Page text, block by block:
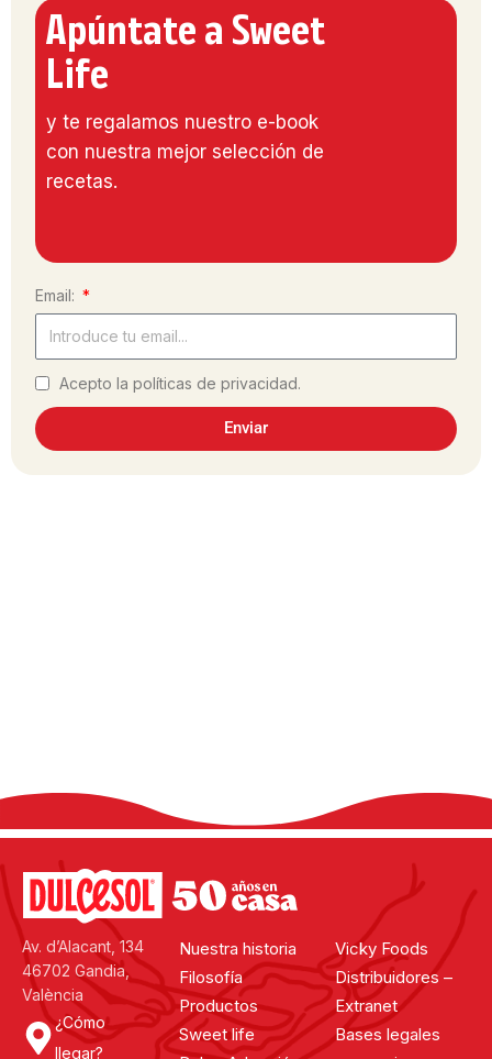
Apúntate a Sweet
Life
y te regalamos nuestro e-book
con nuestra mejor selección de
recetas.
Email:
Acepto la políticas de privacidad.
Enviar
Av. d’Alacant, 134
46702 Gandia,
València
¿Cómo
llegar?
Nuestra historia
Filosofía
Productos
Sweet life
Vicky Foods
Distribuidores –
Extranet
Bases legales